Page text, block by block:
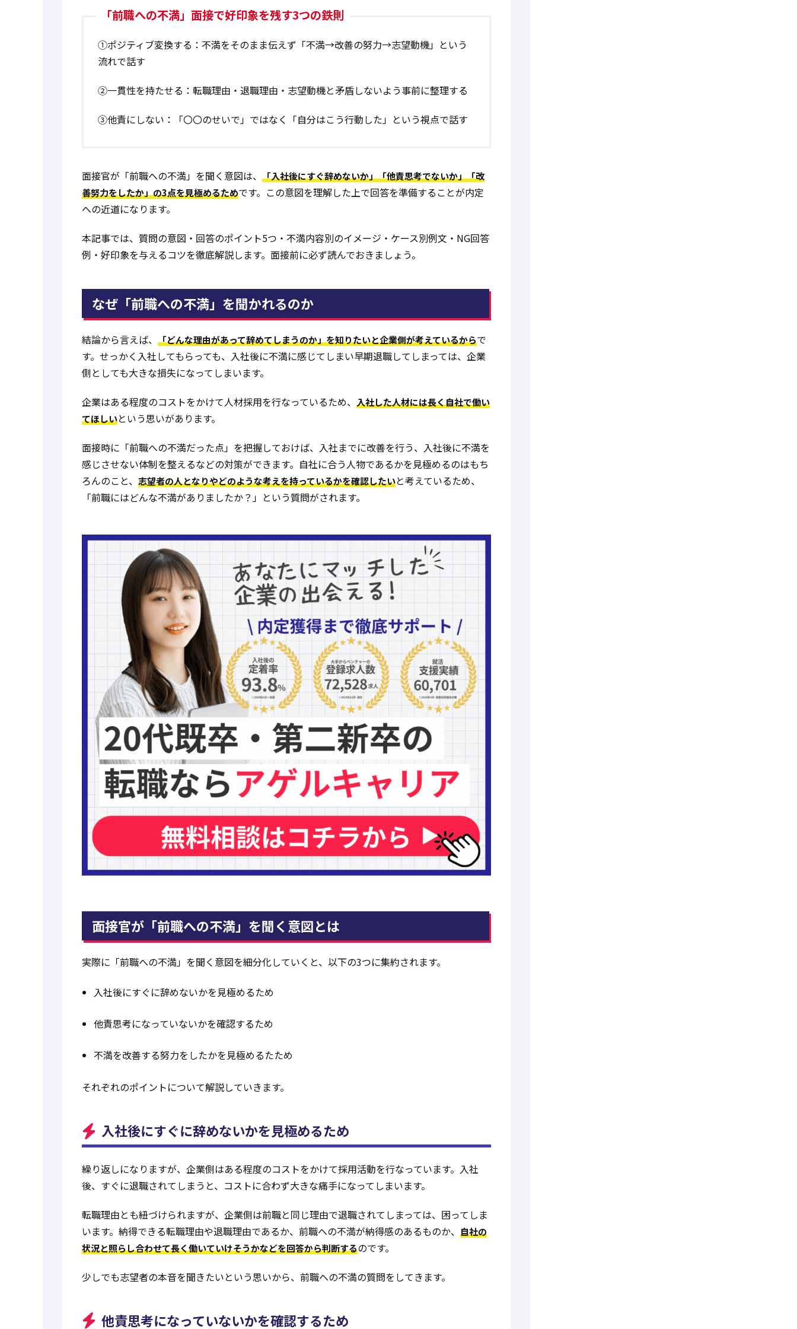
「前職への不満」面接で好印象を残す3つの鉄則
①ポジティブ変換する ：不満をそのまま伝えず「不満→改善の努力→志望動機」という
流れで話す
②一貫性を持たせる ：転職理由・退職理由・志望動機と矛盾しないよう事前に整理する
③他責にしない ：「〇〇のせいで」ではなく「自分はこう行動した」という視点で話す
面接官が「前職への不満」を聞く意図は、 「入社後にすぐ辞めないか」「他責思考でないか」「改
善努力をしたか」の3点を見極めるためです。この意図を理解した上で回答を準備することが内定
への近道になります。
本記事では、質問の意図・回答のポイント5つ・不満内容別のイメージ・ケース別例文・NG回答
例・好印象を与えるコツを徹底解説します。面接前に必ず読んでおきましょう。
なぜ「前職への不満」を聞かれるのか
結論から言えば、 「どんな理由があって辞めてしまうのか」を知りたいと企業側が考えているからで
す。せっかく入社してもらっても、入社後に不満に感じてしまい早期退職してしまっては、企業
側としても大きな損失になってしまいます。
企業はある程度のコストをかけて人材採用を行なっているため、 入社した人材には長く自社で働い
てほしいという思いがあります。
面接時に「前職への不満だった点」を把握しておけば、入社までに改善を行う、入社後に不満を
感じさせない体制を整えるなどの対策ができます。自社に合う人物であるかを見極めるのはもち
ろんのこと、 志望者の人となりやどのような考えを持っているかを確認したいと考えているため、
「前職にはどんな不満がありましたか？」という質問がされます。
面接官が「前職への不満」を聞く意図とは
実際に「前職への不満」を聞く意図を細分化していくと、以下の3つに集約されます。
入社後にすぐに辞めないかを見極めるため
他責思考になっていないかを確認するため
不満を改善する努力をしたかを見極めるたため
それぞれのポイントについて解説していきます。
入社後にすぐに辞めないかを見極めるため
繰り返しになりますが、企業側はある程度のコストをかけて採用活動を行なっています。入社
後、すぐに退職されてしまうと、コストに合わず大きな痛手になってしまいます。
転職理由とも紐づけられますが、企業側は前職と同じ理由で退職されてしまっては、困ってしま
います。納得できる転職理由や退職理由であるか、前職への不満が納得感のあるものか、 自社の
状況と照らし合わせて長く働いていけそうかなどを回答から判断するのです。
少しでも志望者の本音を聞きたいという思いから、前職への不満の質問をしてきます。
他責思考になっていないかを確認するため